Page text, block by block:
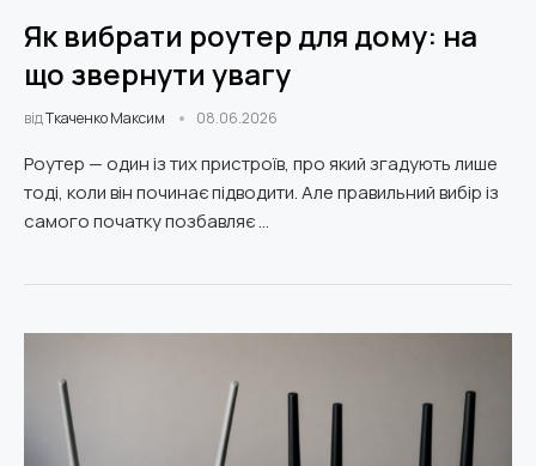
Як вибрати роутер для дому: на
що звернути увагу
відТкаченко Максим 08.06.2026
Роутер — один із тих пристроїв, про який згадують лише
тоді, коли він починає підводити. Але правильний вибір із
самого початку позбавляє …